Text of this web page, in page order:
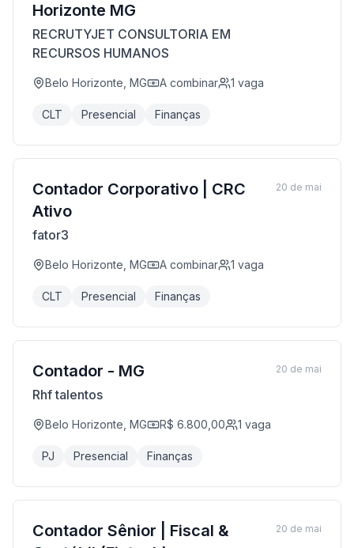
Horizonte MG
RECRUTYJET CONSULTORIA EM
RECURSOS HUMANOS
Belo Horizonte, MG A combinar 1 vaga
CLT Presencial Finanças
Contador Corporativo | CRC
Ativo
fator3
Belo Horizonte, MG A combinar 1 vaga
CLT Presencial Finanças
20 de mai
Contador - MG
Rhf talentos
Belo Horizonte, MG R$ 6.800,00 1 vaga
PJ Presencial Finanças
20 de mai
Contador Sênior | Fiscal &
20 de mai